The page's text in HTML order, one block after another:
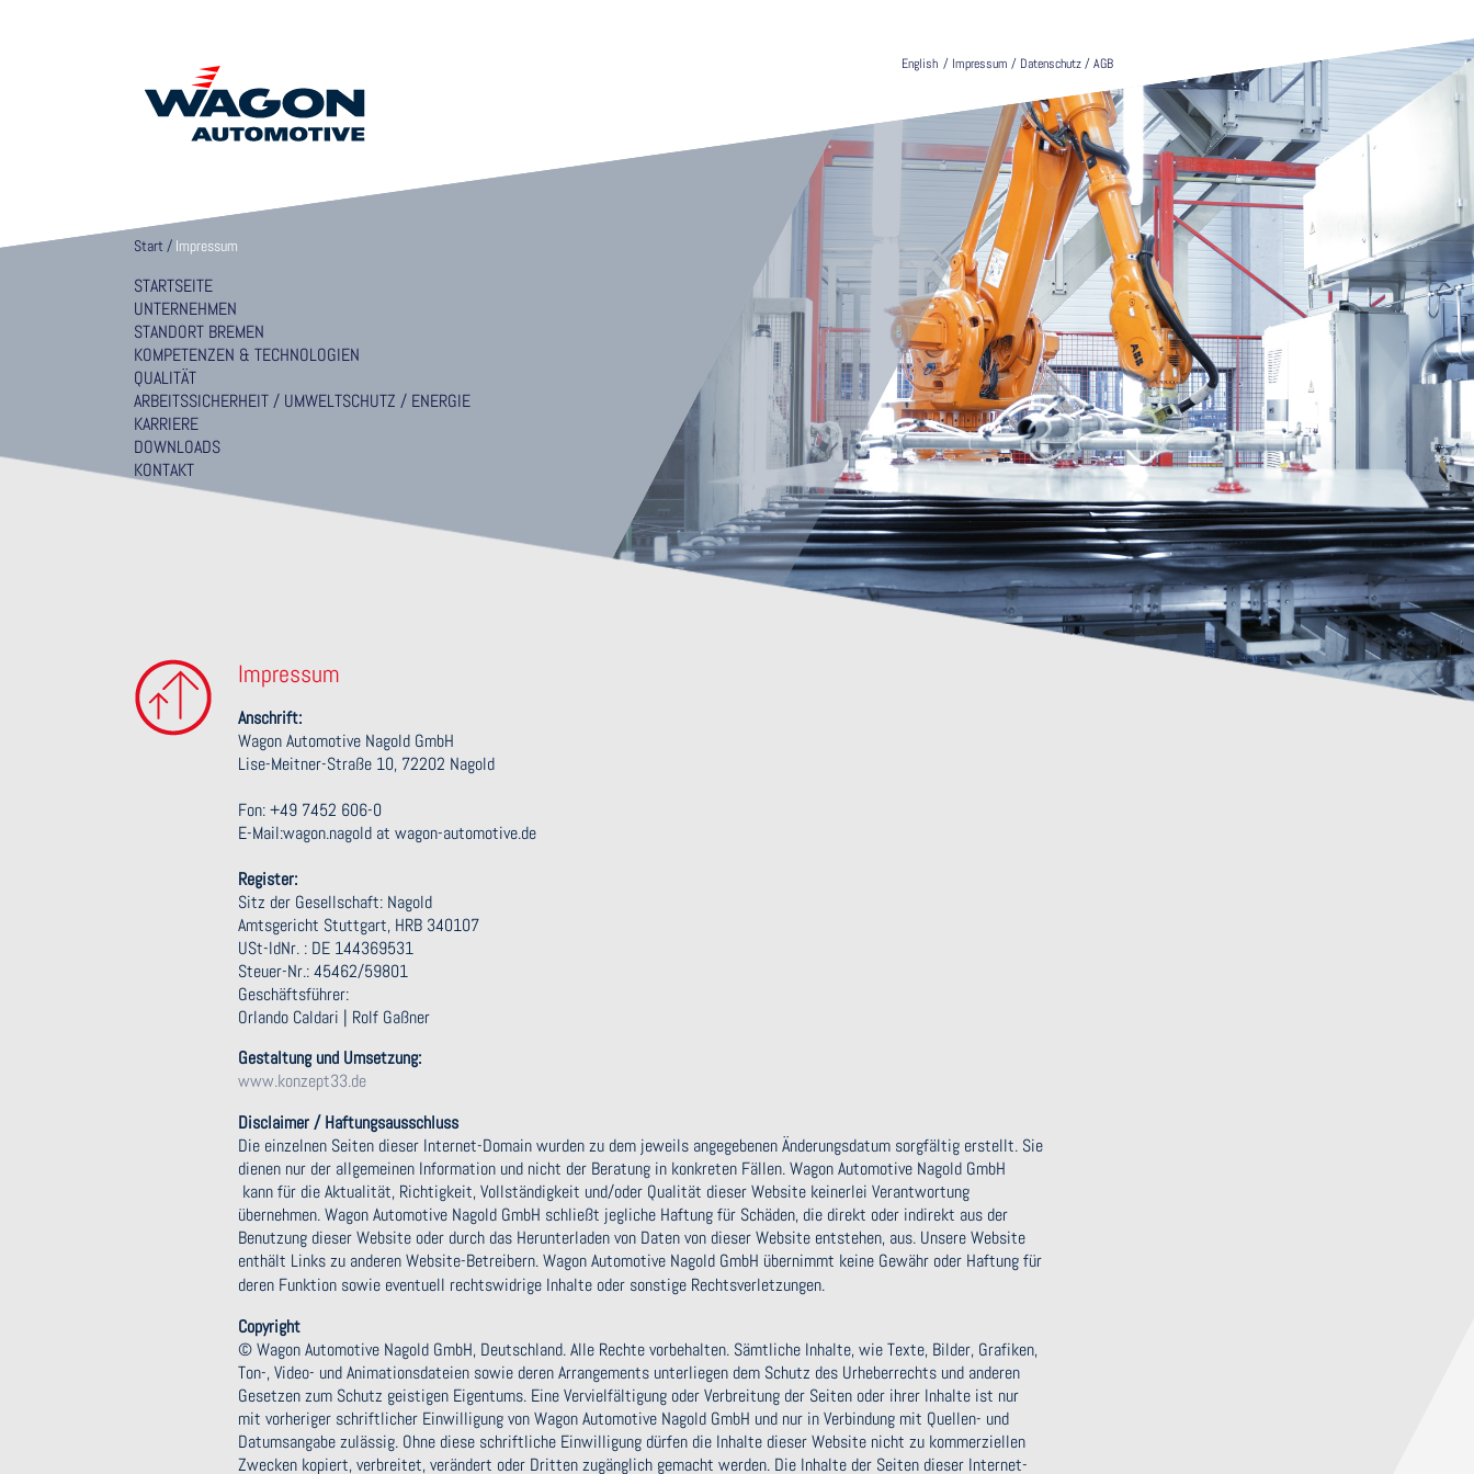
English / Impressum / Datenschutz/AGB
Start / Impressum
STARTSEITE
UNTERNEHMEN
STANDORT BREMEN
KOMPETENZEN & TECHNOLOGIEN
QUALITÄT
ARBEITSSICHERHEIT / UMWELTSCHUTZ / ENERGIE
KARRIERE
DOWNLOADS
KONTAKT
Impressum
Anschrift:
Wagon Automotive Nagold GmbH
Lise-Meitner-Straße 10, 72202 Nagold
Fon: +49 7452 606-0
E-Mail:wagon.nagold at wagon-automotive.de
Register:
Sitz der Gesellschaft: Nagold
Amtsgericht Stuttgart, HRB 340107
USt-IdNr. : DE 144369531
Steuer-Nr.: 45462/59801
Geschäftsführer:
Orlando Caldari | Rolf Gaßner
Gestaltung und Umsetzung:
www.konzept33.de
Disclaimer / Haftungsausschluss
Die einzelnen Seiten dieser Internet-Domain wurden zu dem jeweils angegebenen Änderungsdatum sorgfältig erstellt. Sie
dienen nur der allgemeinen Information und nicht der Beratung in konkreten Fällen. Wagon Automotive Nagold GmbH
kann für die Aktualität, Richtigkeit, Vollständigkeit und/oder Qualität dieser Website keinerlei Verantwortung
übernehmen. Wagon Automotive Nagold GmbH schließt jegliche Haftung für Schäden, die direkt oder indirekt aus der
Benutzung dieser Website oder durch das Herunterladen von Daten von dieser Website entstehen, aus. Unsere Website
enthält Links zu anderen Website-Betreibern. Wagon Automotive Nagold GmbH übernimmt keine Gewähr oder Haftung für
deren Funktion sowie eventuell rechtswidrige Inhalte oder sonstige Rechtsverletzungen.
Copyright
© Wagon Automotive Nagold GmbH, Deutschland. Alle Rechte vorbehalten. Sämtliche Inhalte, wie Texte, Bilder, Grafiken,
Ton-, Video- und Animationsdateien sowie deren Arrangements unterliegen dem Schutz des Urheberrechts und anderen
Gesetzen zum Schutz geistigen Eigentums. Eine Vervielfältigung oder Verbreitung der Seiten oder ihrer Inhalte ist nur
mit vorheriger schriftlicher Einwilligung von Wagon Automotive Nagold GmbH und nur in Verbindung mit Quellen- und
Datumsangabe zulässig. Ohne diese schriftliche Einwilligung dürfen die Inhalte dieser Website nicht zu kommerziellen
Zwecken kopiert, verbreitet, verändert oder Dritten zugänglich gemacht werden. Die Inhalte der Seiten dieser Internet-